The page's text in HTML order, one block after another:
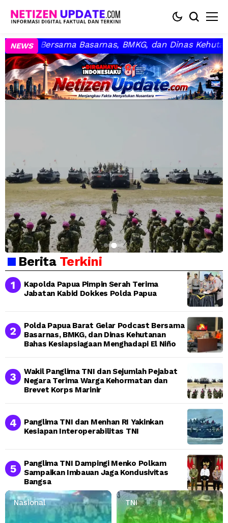
NEWS
dan Dinas Kehutanan Bahas Kesiapsiagaan
Berita Terkini
Kapolda Papua Pimpin Serah Terima
Jabatan Kabid Dokkes Polda Papua
Polda Papua Barat Gelar Podcast Bersama
Basarnas, BMKG, dan Dinas Kehutanan
Bahas Kesiapsiagaan Menghadapi El Niño
Wakil Panglima TNI dan Sejumlah Pejabat
Negara Terima Warga Kehormatan dan
Brevet Korps Marinir
Panglima TNI dan Menhan RI Yakinkan
Kesiapan Interoperabilitas TNI
Panglima TNI Dampingi Menko Polkam
Sampaikan Imbauan Jaga Kondusivitas
Bangsa
Nasional TNI